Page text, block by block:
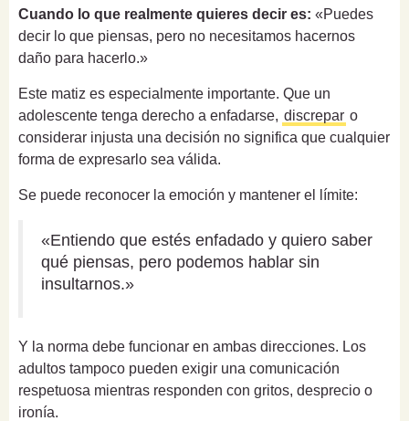
Cuando lo que realmente quieres decir es: «Puedes
decir lo que piensas, pero no necesitamos hacernos
daño para hacerlo.»
Este matiz es especialmente importante. Que un
adolescente tenga derecho a enfadarse, discrepar o
considerar injusta una decisión no significa que cualquier
forma de expresarlo sea válida.
Se puede reconocer la emoción y mantener el límite:
«Entiendo que estés enfadado y quiero saber
qué piensas, pero podemos hablar sin
insultarnos.»
Y la norma debe funcionar en ambas direcciones. Los
adultos tampoco pueden exigir una comunicación
respetuosa mientras responden con gritos, desprecio o
ironía.